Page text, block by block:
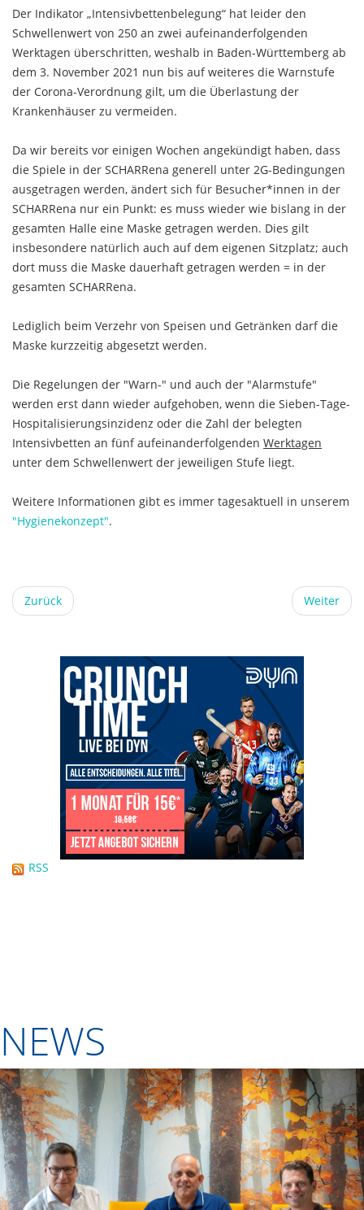
Der Indikator „Intensivbettenbelegung“ hat leider den
Schwellenwert von 250 an zwei aufeinanderfolgenden
Werktagen überschritten, weshalb in Baden-Württemberg ab
dem 3. November 2021 nun bis auf weiteres die Warnstufe
der Corona-Verordnung gilt, um die Überlastung der
Krankenhäuser zu vermeiden.
Da wir bereits vor einigen Wochen angekündigt haben, dass
die Spiele in der SCHARRena generell unter 2G-Bedingungen
ausgetragen werden, ändert sich für Besucher*innen in der
SCHARRena nur ein Punkt: es muss wieder wie bislang in der
gesamten Halle eine Maske getragen werden. Dies gilt
insbesondere natürlich auch auf dem eigenen Sitzplatz; auch
dort muss die Maske dauerhaft getragen werden = in der
gesamten SCHARRena.
Lediglich beim Verzehr von Speisen und Getränken darf die
Maske kurzzeitig abgesetzt werden.
Die Regelungen der "Warn-" und auch der "Alarmstufe"
werden erst dann wieder aufgehoben, wenn die Sieben-Tage-
Hospitalisierungsinzidenz oder die Zahl der belegten
Intensivbetten an fünf aufeinanderfolgenden Werktagen
unter dem Schwellenwert der jeweiligen Stufe liegt.
Weitere Informationen gibt es immer tagesaktuell in unserem
"Hygienekonzept".
Zurück Weiter
RSS
NEWS